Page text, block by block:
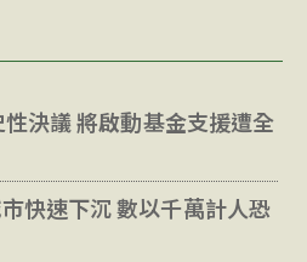
決議 將啟動基金支援遭全
快速下沉 數以千萬計人恐